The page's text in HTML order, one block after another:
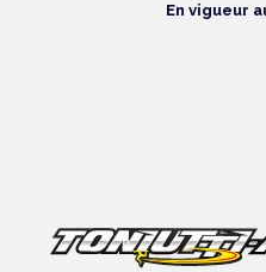
En vigueur